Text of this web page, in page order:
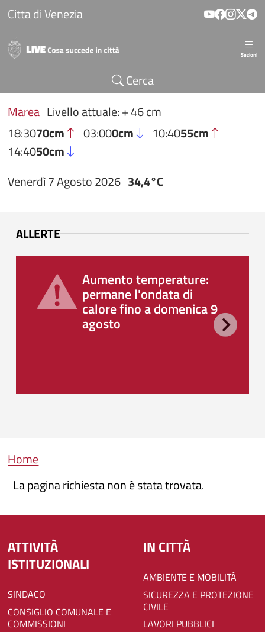
Salta al contenuto principale
Citta di Venezia
Sezioni
Cerca
Marea Livello attuale: + 46 cm
18:3070cm 03:000cm 10:4055cm
14:4050cm
Venerdì 7 Agosto 2026 34,4°C
ALLERTE
Aumento temperature:
permane l'ondata di
calore fino a domenica 9
agosto
Briciole di pane
Home
La pagina richiesta non è stata trovata.
ATTIVITÀ
ISTITUZIONALI
SINDACO
CONSIGLIO COMUNALE E
COMMISSIONI
IN CITTÀ
AMBIENTE E MOBILITÀ
SICUREZZA E PROTEZIONE
CIVILE
LAVORI PUBBLICI